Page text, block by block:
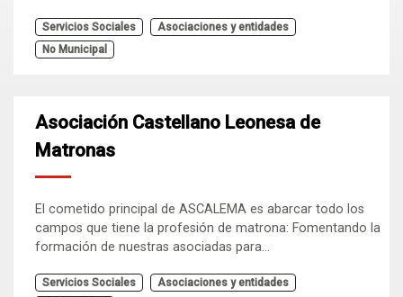
Servicios Sociales
Asociaciones y entidades
No Municipal
Asociación Castellano Leonesa de
Matronas
El cometido principal de ASCALEMA es abarcar todo los
campos que tiene la profesión de matrona: Fomentando la
formación de nuestras asociadas para...
Servicios Sociales
Asociaciones y entidades